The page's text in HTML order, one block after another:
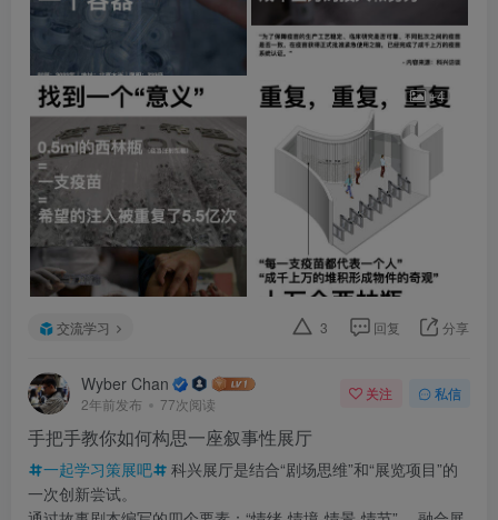
+4
交流学习 3 回复 分享
Wyber Chan
2年前发布 77次阅读
关注 私信
手把手教你如何构思一座叙事性展厅
一起学习策展吧
科兴展厅是结合“剧场思维”和“展览项目”的
一次创新尝试。